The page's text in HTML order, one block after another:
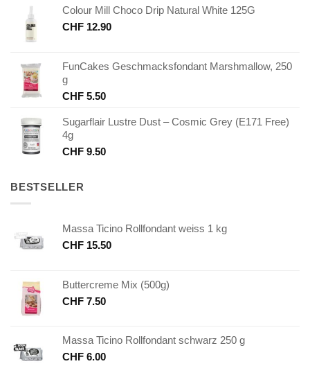
Colour Mill Choco Drip Natural White 125G
CHF 12.90
FunCakes Geschmacksfondant Marshmallow, 250
g
CHF 5.50
Sugarflair Lustre Dust – Cosmic Grey (E171 Free)
4g
CHF 9.50
BESTSELLER
Massa Ticino Rollfondant weiss 1 kg
CHF 15.50
Buttercreme Mix (500g)
CHF 7.50
Massa Ticino Rollfondant schwarz 250 g
CHF 6.00